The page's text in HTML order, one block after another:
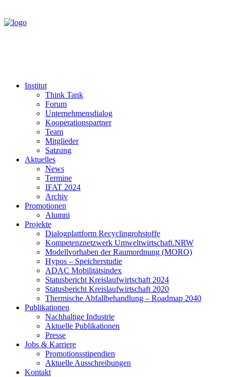
Institut
Think Tank
Forum
Unternehmensdialog
Kooperationspartner
Team
Mitglieder
Satzung
Aktuelles
News
Termine
IFAT 2024
Archiv
Promotionen
Alumni
Projekte
Dialogplattform Recyclingrohstoffe
Kompetenznetzwerk Umweltwirtschaft.NRW
Modellvorhaben der Raumordnung (MORO)
Hypos – Speicherstudie
ADAC Mobilitätsindex
Statusbericht Kreislaufwirtschaft 2024
Statusbericht Kreislaufwirtschaft 2020
Thermische Abfallbehandlung – Roadmap 2040
Publikationen
Nachhaltige Industrie
Aktuelle Publikationen
Presse
Jobs & Karriere
Promotionsstipendien
Aktuelle Ausschreibungen
Kontakt